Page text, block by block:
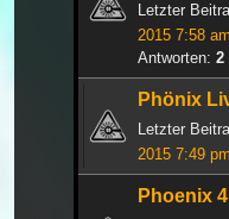
Letzter
2015 7:58 am
Antworten: 2
Phönix
Letzter
2015 7:49 pm
Phoenix